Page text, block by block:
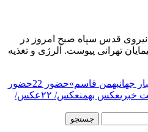
قدس سپاه صبح امروز در
راهپیمایان تهرانی پیوست. آلرژی و تغذیه
جهانبهمن قاسم»حضور 22
حضور
خبریعکس بهمنعکس/ ۲۲
عکس/